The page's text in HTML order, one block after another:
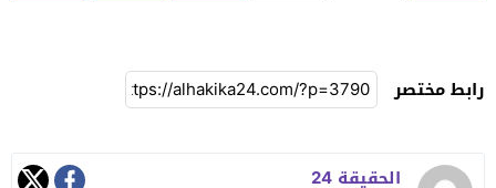
رابط مختصر
الحقيقة 24